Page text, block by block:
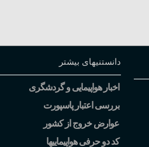
دانستنیهای بیشتر
اخبار هواپیمایی و گردشگری
بررسی اعتبار پاسپورت
عوارض خروج از کشور
کد دو حرفی هواپیماییها